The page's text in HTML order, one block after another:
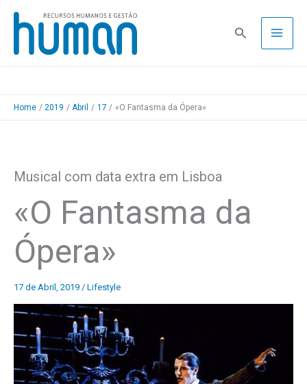
Skip
content
Pesquisa
Home 2019 Abril 17 «O Fantasma da Ópera»
Musical com data extra em Lisboa
«O Fantasma da
Ópera»
17 de Abril, 2019 / Lifestyle